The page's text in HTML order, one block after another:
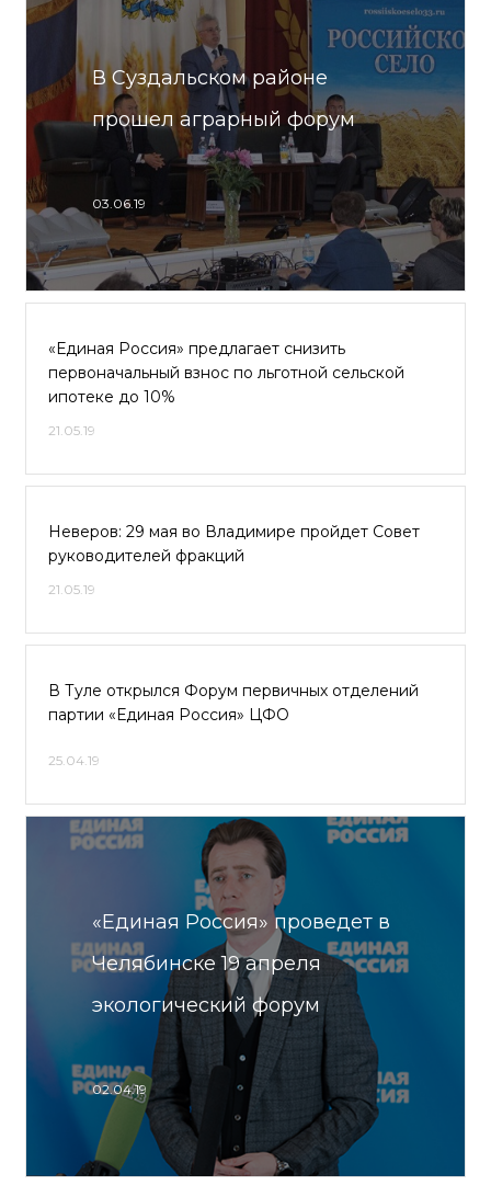
В Суздальском районе
прошел аграрный форум
03.06.19
«Единая Россия» предлагает снизить
первоначальный взнос по льготной сельской
ипотеке до 10%
21.05.19
Неверов: 29 мая во Владимире пройдет Совет
руководителей фракций
21.05.19
В Туле открылся Форум первичных отделений
партии «Единая Россия» ЦФО
25.04.19
«Единая Россия» проведет в
Челябинске 19 апреля
экологический форум
02.04.19